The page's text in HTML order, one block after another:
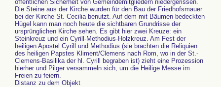
öffentlichen Sicherheit von Gemeindemitgliedern niedergerissen.
Die Steine aus der Kirche wurden für den Bau der Friedhofsmauer
bei der Kirche St. Cecilia benutzt. Auf dem mit Bäumen bedeckten
Hügel kann man noch heute die sichtbaren Grundrisse der
ursprünglichen Kirche sehen. Es gibt hier zwei Kreuze: ein
Steinkreuz und ein Cyrill-Methodius-Holzkreuz. Am Fest der
heiligen Apostel Cyrill und Methodius (sie brachten die Reliquien
des heiligen Papstes Kliment/Clemens nach Rom, wo in der St.-
Clemens-Basilika der hl. Cyrill begraben ist) zieht eine Prozession
hierher und Pilger versammeln sich, um die Heilige Messe im
Freien zu feiern.
Distanz zu dem Objekt